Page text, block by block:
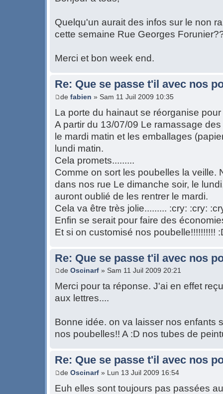
Quelqu'un aurait des infos sur le non
cette semaine Rue Georges
Merci et bon week end.
Re: Que se passe t'il avec nos
de fabien » Sam 11 Juil 2009 10:35
La porte du hainaut se réorganise
A partir du 13/07/09 Le ramassage
le mardi matin et les emballages
lundi matin.
Cela promets.........
Comme on sort les poubelles la veille.
dans nos rue Le dimanche soir, le
auront oublié de les rentrer le mardi.
Cela va être très jolie......... :cry: :cry:
Enfin se serait pour faire des
Et si on customisé nos poubelle!!!!!!!!!!
Re: Que se passe t'il avec nos
de Oscinarf » Sam 11 Juil 2009 20:21
Merci pour ta réponse. J'ai en effet
aux lettres....
Bonne idée. on va laisser nos enfants
nos poubelles!! A :D nos tubes de
Re: Que se passe t'il avec nos
de Oscinarf » Lun 13 Juil 2009 16:54
Euh elles sont toujours pas passées